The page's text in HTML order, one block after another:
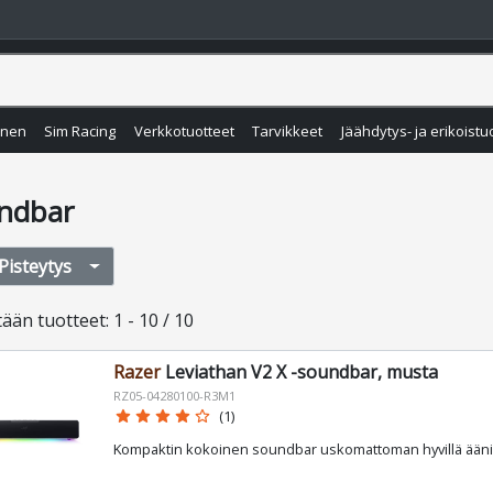
Sim Racing Verkkotuotteet Tarvikkeet Jäähdytys- ja
Pisteytys
tuotteet: 1 - 10 / 10
RazerLeviathan V2 X -soundbar, musta
RZ05-04280100-R3M1
star star star star star_border (1)
Kompaktin kokoinen soundbar uskomattoman hyvillä